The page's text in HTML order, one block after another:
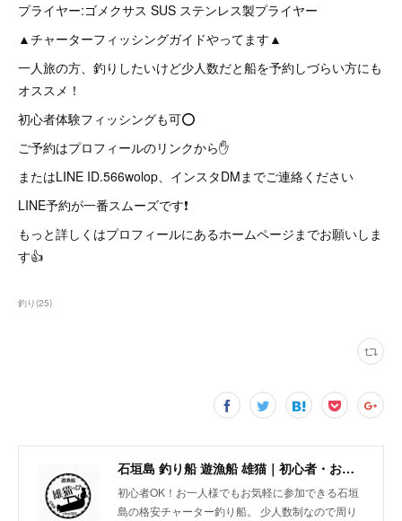
プライヤー:ゴメクサス SUS ステンレス製プライヤー
▲チャーターフィッシングガイドやってます▲
一人旅の方、釣りしたいけど少人数だと船を予約しづらい方にも
オススメ！
初心者体験フィッシングも可⭕
ご予約はプロフィールのリンクから✋
またはLINE ID.566wolop、インスタDMまでご連絡ください
LINE予約が一番スムーズです❗
もっと詳しくはプロフィールにあるホームページまでお願いしま
す👍
釣り(25)
石垣島 釣り船 遊漁船 雄猫｜初心者・お一人様歓迎の少人数制チャーターボート
初心者OK！お一人様でもお気軽に参加できる石垣
島の格安チャーター釣り船。 少人数制なので周り